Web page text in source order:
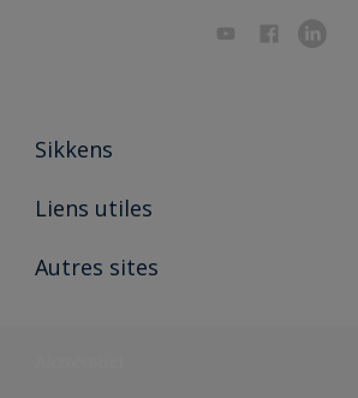
Sikkens
A propos de Sikkens
Liens utiles
Ouvrir un magasin PASS
Autres sites